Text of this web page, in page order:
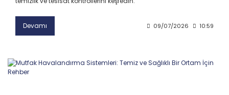
Devamı 09/07/2026 10:59